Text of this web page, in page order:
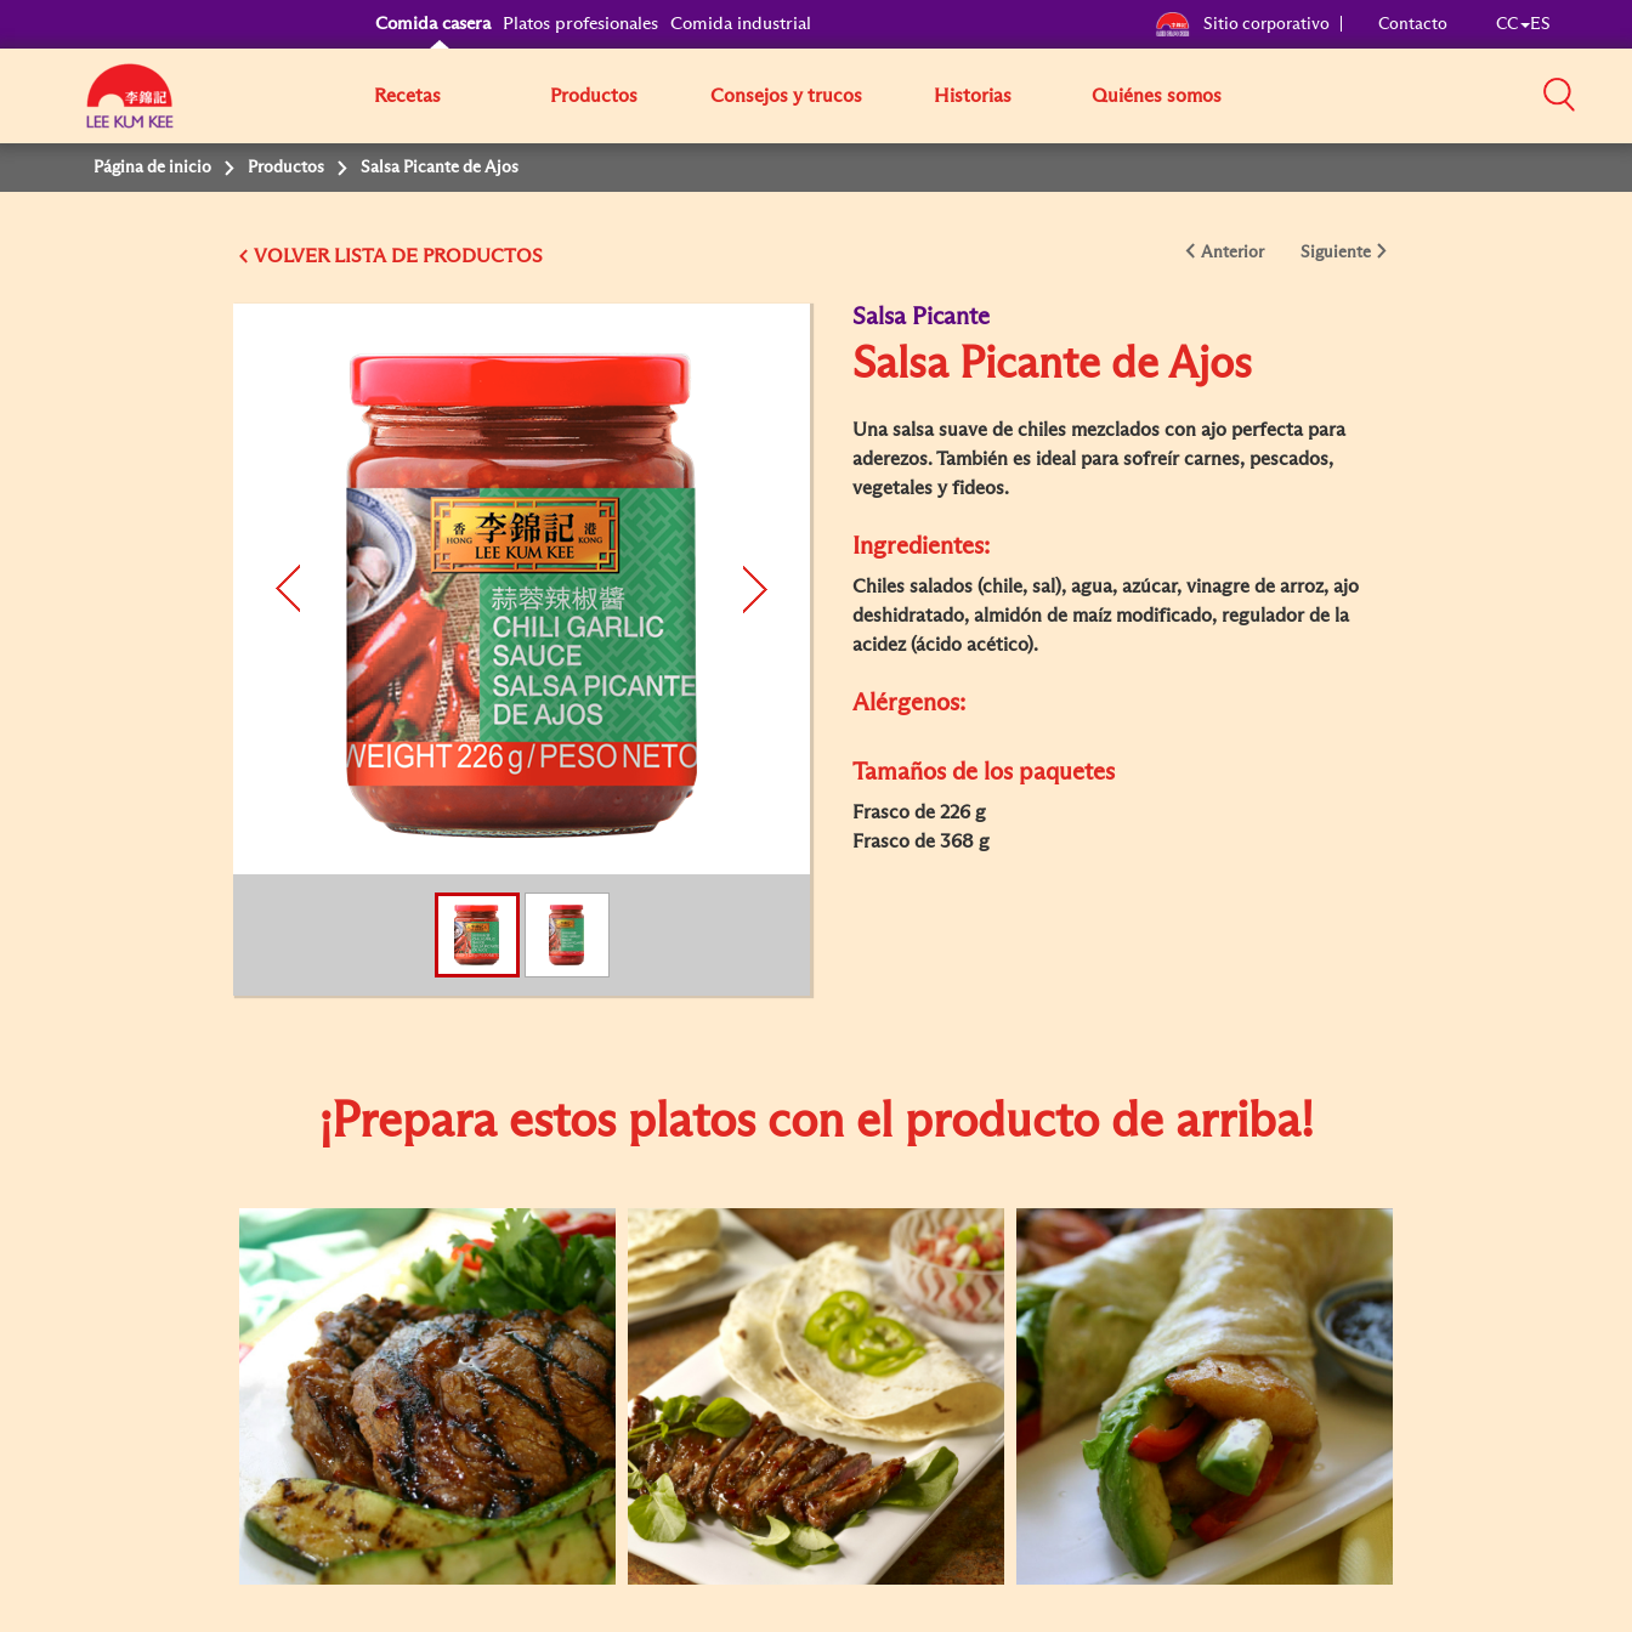
Comida casera Platos profesionales Comida industrial Sitio corporativo Contacto CC ES
Recetas Productos Consejos y trucos Historias Quiénes somos
Página de inicio Productos Salsa Picante de Ajos
VOLVER Anterior Siguiente
Salsa Picante
Salsa Picante de Ajos
Una salsa suave de chiles mezclados con ajo perfecta para
aderezos. También es ideal para sofreír carnes, pescados,
vegetales y fideos.
Ingredientes:
Chiles salados (chile, sal), agua, azúcar, vinagre de arroz, ajo
deshidratado, almidón de maíz modificado, regulador de la
acidez (ácido acético).
Alérgenos:
Tamaños de los paquetes
Frasco de 226 g
Frasco de 368 g
¡Prepara estos platos con el producto de arriba!